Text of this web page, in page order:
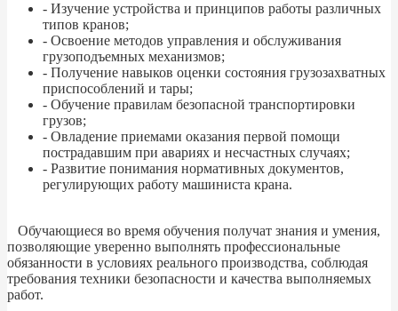
- Изучение устройства и принципов работы различных
типов кранов;
- Освоение методов управления и обслуживания
грузоподъемных механизмов;
- Получение навыков оценки состояния грузозахватных
приспособлений и тары;
- Обучение правилам безопасной транспортировки
грузов;
- Овладение приемами оказания первой помощи
пострадавшим при авариях и несчастных случаях;
- Развитие понимания нормативных документов,
регулирующих работу машиниста крана.
Обучающиеся во время обучения получат знания и умения,
позволяющие уверенно выполнять профессиональные
обязанности в условиях реального производства, соблюдая
требования техники безопасности и качества выполняемых
работ.